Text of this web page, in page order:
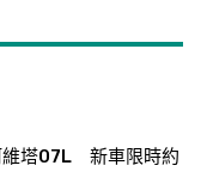
維塔07L 新車限時約